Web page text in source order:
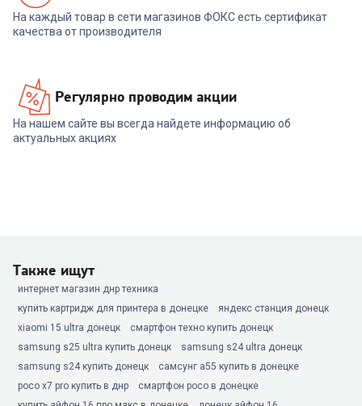
На каждый товар в сети магазинов ФОКС есть сертификат
качества от производителя
Регулярно проводим акции
На нашем сайте вы всегда найдете информацию об
актуальных акциях
Также ищут
интернет магазин днр техника
купить картридж для принтера в донецке
яндекс станция донецк
xiaomi 15 ultra донецк
смартфон техно купить донецк
samsung s25 ultra купить донецк
samsung s24 ultra донецк
samsung s24 купить донецк
самсунг а55 купить в донецке
poco x7 pro купить в днр
смартфон poco в донецке